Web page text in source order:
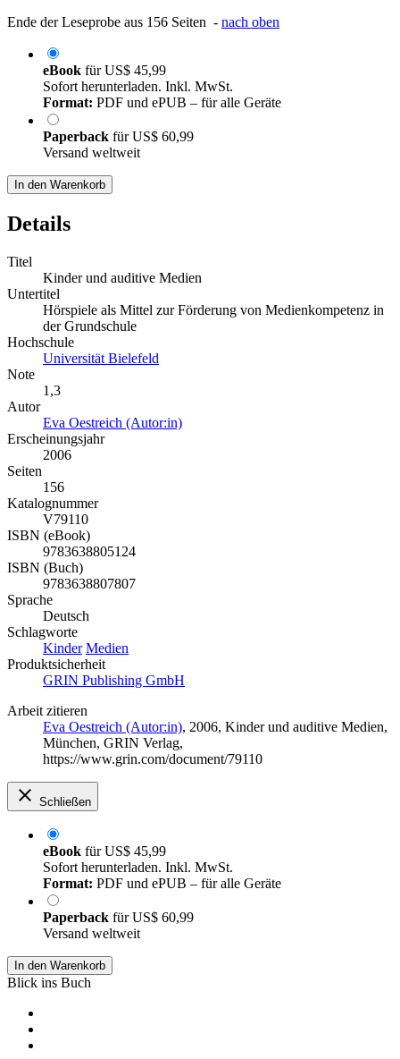
Ende der Leseprobe aus 156 Seiten - nach oben
eBook fürUS$ 45,99
Sofort herunterladen. Inkl. MwSt.
Format: PDF und ePUB – für alle Geräte
Paperback fürUS$ 60,99
Versand weltweit
In den Warenkorb
Details
Titel
Kinder und auditive Medien
Untertitel
Hörspiele als Mittel zur Förderung von Medienkompetenz in
der Grundschule
Hochschule
Universität Bielefeld
Note
1,3
Autor
Eva Oestreich (Autor:in)
Erscheinungsjahr
2006
Seiten
156
Katalognummer
V79110
ISBN (eBook)
9783638805124
ISBN (Buch)
9783638807807
Sprache
Deutsch
Schlagworte
Kinder Medien
Produktsicherheit
GRIN Publishing GmbH
Arbeit zitieren
Eva Oestreich (Autor:in), 2006, Kinder und auditive Medien,
München, GRIN Verlag,
https://www.grin.com/document/79110
Schließen
eBook fürUS$ 45,99
Sofort herunterladen. Inkl. MwSt.
Format: PDF und ePUB – für alle Geräte
Paperback fürUS$ 60,99
Versand weltweit
In den Warenkorb
Blick ins Buch